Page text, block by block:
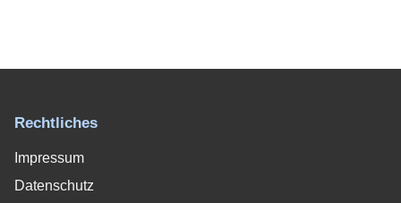
Rechtliches
Impressum
Datenschutz